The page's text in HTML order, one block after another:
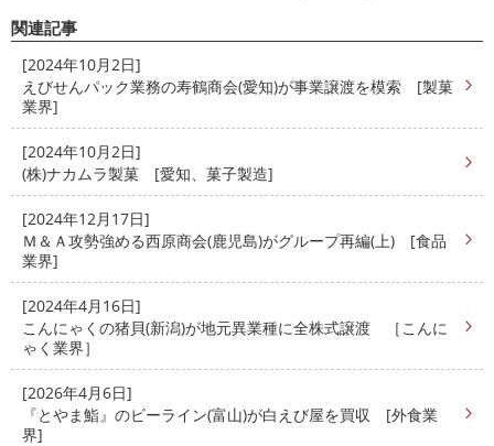
関連記事
[2024年10月2日]
えびせんパック業務の寿鶴商会(愛知)が事業譲渡を模索 [製菓
業界]
[2024年10月2日]
(株)ナカムラ製菓 [愛知、菓子製造]
[2024年12月17日]
Ｍ＆Ａ攻勢強める西原商会(鹿児島)がグループ再編(上) [食品
業界]
[2024年4月16日]
こんにゃくの猪貝(新潟)が地元異業種に全株式譲渡 ［こんに
ゃく業界］
[2026年4月6日]
『とやま鮨』のビーライン(富山)が白えび屋を買収 [外食業
界]